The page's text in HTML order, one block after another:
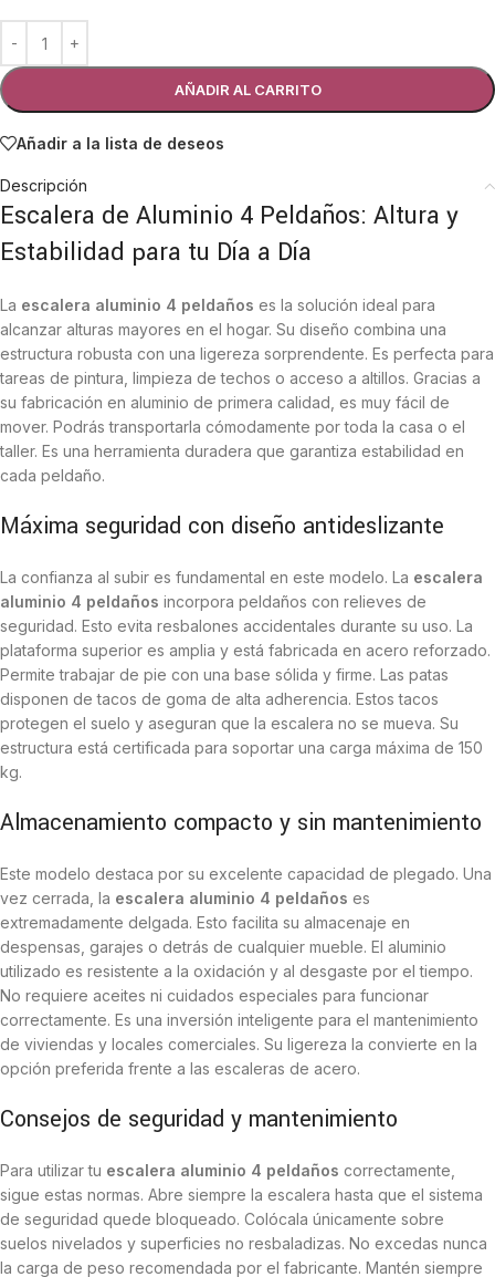
AÑADIR AL CARRITO
Añadir a la lista de deseos
Descripción
Escalera de Aluminio 4 Peldaños: Altura y
Estabilidad para tu Día a Día
La escalera aluminio 4 peldaños es la solución ideal para
alcanzar alturas mayores en el hogar. Su diseño combina una
estructura robusta con una ligereza sorprendente. Es perfecta para
tareas de pintura, limpieza de techos o acceso a altillos. Gracias a
su fabricación en aluminio de primera calidad, es muy fácil de
mover. Podrás transportarla cómodamente por toda la casa o el
taller. Es una herramienta duradera que garantiza estabilidad en
cada peldaño.
Máxima seguridad con diseño antideslizante
La confianza al subir es fundamental en este modelo. La escalera
aluminio 4 peldaños incorpora peldaños con relieves de
seguridad. Esto evita resbalones accidentales durante su uso. La
plataforma superior es amplia y está fabricada en acero reforzado.
Permite trabajar de pie con una base sólida y firme. Las patas
disponen de tacos de goma de alta adherencia. Estos tacos
protegen el suelo y aseguran que la escalera no se mueva. Su
estructura está certificada para soportar una carga máxima de 150
kg.
Almacenamiento compacto y sin mantenimiento
Este modelo destaca por su excelente capacidad de plegado. Una
vez cerrada, la escalera aluminio 4 peldaños es
extremadamente delgada. Esto facilita su almacenaje en
despensas, garajes o detrás de cualquier mueble. El aluminio
utilizado es resistente a la oxidación y al desgaste por el tiempo.
No requiere aceites ni cuidados especiales para funcionar
correctamente. Es una inversión inteligente para el mantenimiento
de viviendas y locales comerciales. Su ligereza la convierte en la
opción preferida frente a las escaleras de acero.
Consejos de seguridad y mantenimiento
Para utilizar tu escalera aluminio 4 peldaños correctamente,
sigue estas normas. Abre siempre la escalera hasta que el sistema
de seguridad quede bloqueado. Colócala únicamente sobre
suelos nivelados y superficies no resbaladizas. No excedas nunca
la carga de peso recomendada por el fabricante. Mantén siempre